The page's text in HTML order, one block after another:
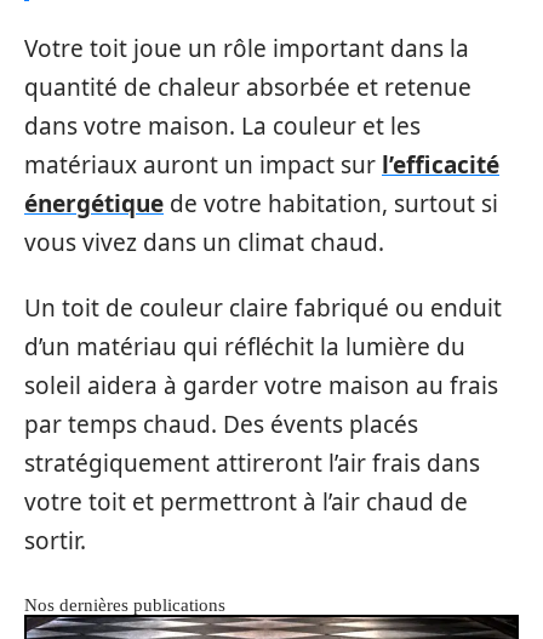
Votre toit joue un rôle important dans la
quantité de chaleur absorbée et retenue
dans votre maison. La couleur et les
matériaux auront un impact sur l’efficacité
énergétique de votre habitation, surtout si
vous vivez dans un climat chaud.
Un toit de couleur claire fabriqué ou enduit
d’un matériau qui réfléchit la lumière du
soleil aidera à garder votre maison au frais
par temps chaud. Des évents placés
stratégiquement attireront l’air frais dans
votre toit et permettront à l’air chaud de
sortir.
Nos dernières publications